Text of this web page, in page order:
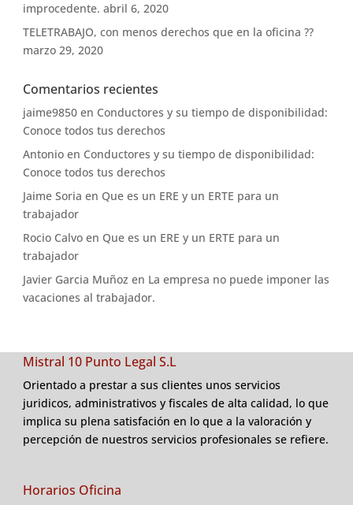
improcedente. abril 6, 2020
TELETRABAJO, con menos derechos que en la oficina ??
marzo 29, 2020
Comentarios recientes
jaime9850 en Conductores y su tiempo de disponibilidad:
Conoce todos tus derechos
Antonio en Conductores y su tiempo de disponibilidad:
Conoce todos tus derechos
Jaime Soria en Que es un ERE y un ERTE para un
trabajador
Rocio Calvo en Que es un ERE y un ERTE para un
trabajador
Javier Garcia Muñoz en La empresa no puede imponer las
vacaciones al trabajador.
Mistral 10 Punto Legal S.L
Orientado a prestar a sus clientes unos servicios
juridicos, administrativos y fiscales de alta calidad, lo que
implica su plena satisfación en lo que a la valoración y
percepción de nuestros servicios profesionales se refiere.
Horarios Oficina